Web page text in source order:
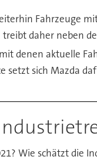
Fahrzeuge
daher neben
denen aktuelle
setzt sich Mazda
Wie schätzt die